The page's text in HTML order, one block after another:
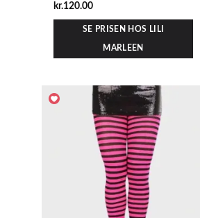
kr.120.00
SE PRISEN HOS LILI
MARLEEN